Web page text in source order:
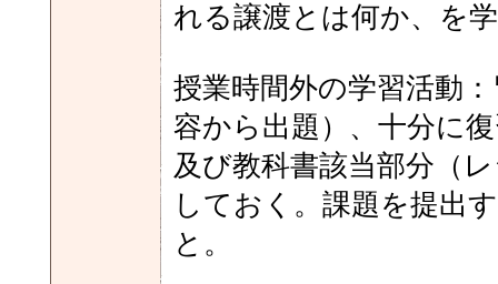
れる譲渡とは何か、を
授業時間外の学習活動
容から出題）、十分に
及び教科書該当部分（
しておく。課題を提出
と。